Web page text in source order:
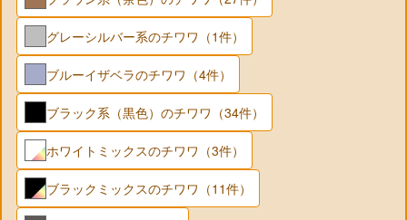
グレーシルバー系のチワワ（1件）
ブルーイザベラのチワワ（4件）
ブラック系（黒色）のチワワ（34件）
ホワイトミックスのチワワ（3件）
ブラックミックスのチワワ（11件）